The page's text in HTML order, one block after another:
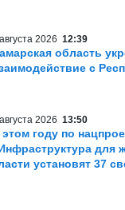
2026 12:39
область
с
2026 13:50
году по
для
установят 37